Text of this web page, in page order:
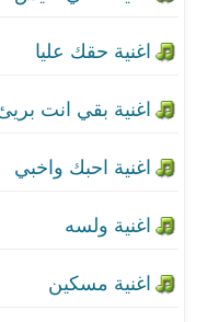
اغنية مسكين
اغنية ايوا